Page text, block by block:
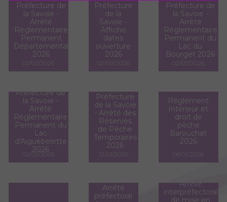
Préfecture de
la Savoie -
Arrêté
Réglementaire
Permanent
Départemental
2026
02/02/2026
Préfecture
de la
Savoie -
Affiche
dates
ouverture
2026
02/02/2026
Préfecture de
la Savoie -
Arrêté
Réglementaire
Permanent du
Lac du
Bourget 2026
02/02/2026
Préfecture de
la Savoie -
Arrêté
Réglementaire
Permanent du
Lac
d'Aiguebelette
2026
02/02/2026
Préfecture
de la Savoie
- Arrêté des
Réserves
de Pêche
Temporaires
2026
12/01/2026
Réglement
Intérieur et
droit de
pêche
Barouchat
2026
08/01/2026
Arrêté
préfectoral
Arrêté
interpréfectoral
de mise en